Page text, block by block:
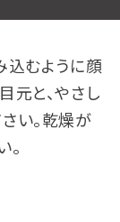
込むように顔
元と、やさし
い。乾燥が
。